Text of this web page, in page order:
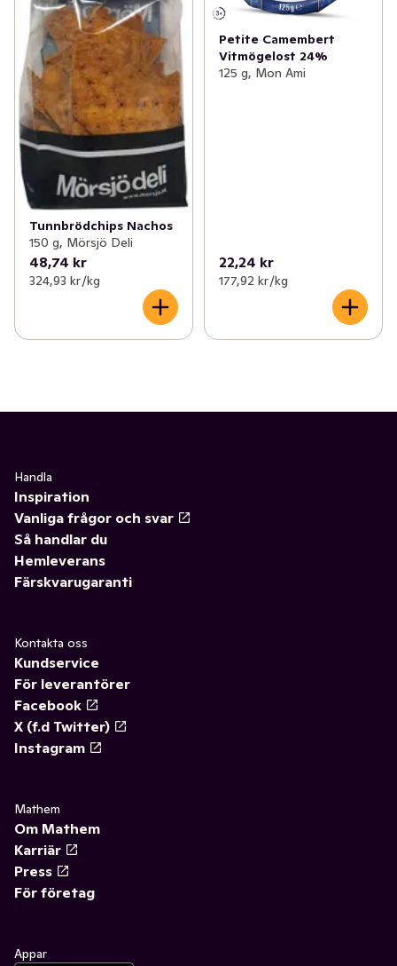
Tunnbrödchips Nachos
150 g, Mörsjö Deli
48,74 kr
324,93 kr /kg
Petite Camembert
Vitmögelost 24%
125 g, Mon Ami
22,24 kr
177,92 kr /kg
Handla
Inspiration
Vanliga frågor och svar
Så handlar du
Hemleverans
Färskvarugaranti
Kontakta oss
Kundservice
För leverantörer
Facebook
X (f.d Twitter)
Instagram
Mathem
Om Mathem
Karriär
Press
För företag
Appar